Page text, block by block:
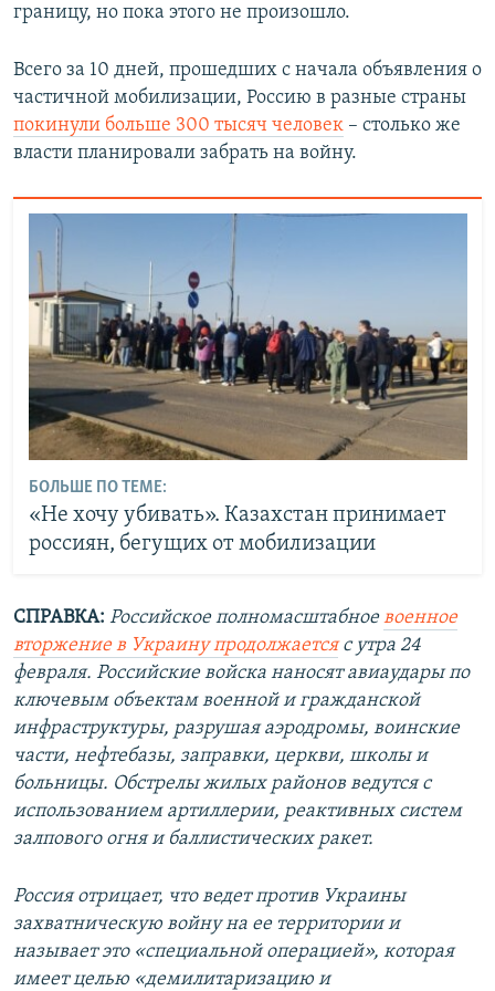
границу, но пока этого не произошло.
Всего за 10 дней, прошедших с начала объявления о
частичной мобилизации, Россию в разные страны
покинули больше 300 тысяч человек – столько же
власти планировали забрать на войну.
БОЛЬШЕ ПО ТЕМЕ:
«Не хочу убивать». Казахстан принимает
россиян, бегущих от мобилизации
СПРАВКА: Российское полномасштабноевоенное
вторжение в Украину продолжаетсяс утра 24
февраля. Российские войска наносят авиаудары по
ключевым объектам военной и гражданской
инфраструктуры, разрушая аэродромы, воинские
части, нефтебазы, заправки, церкви, школы и
больницы. Обстрелы жилых районов ведутся с
использованием артиллерии, реактивных систем
залпового огня и баллистических ракет.
Россия отрицает, что ведет против Украины
захватническую войну на ее территории и
называет это «специальной операцией», которая
имеет целью «демилитаризацию и